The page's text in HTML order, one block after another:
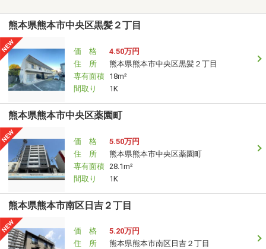
熊本県熊本市中央区黒髪２丁目
価 格
4.50万円
住 所
熊本県熊本市中央区黒髪２丁目
専有面積 18m²
間取り
1K
熊本県熊本市中央区薬園町
価 格
5.50万円
住 所
熊本県熊本市中央区薬園町
専有面積 28.1m²
間取り
1K
熊本県熊本市南区日吉２丁目
価 格
5.20万円
住 所
熊本県熊本市南区日吉２丁目